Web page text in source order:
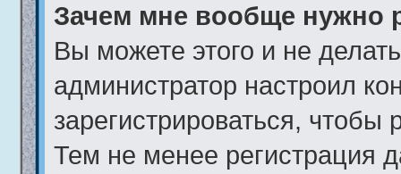
Зачем мне вообще нужно
Вы можете этого и не
администратор настроил
зарегистрироваться,
Тем не менее регистрация